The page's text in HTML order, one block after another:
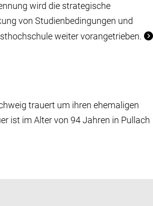
wird die strategische
von Studienbedingungen und
weiter vorangetrieben.
trauert um ihren ehemaligen
ist im Alter von 94 Jahren in Pullach